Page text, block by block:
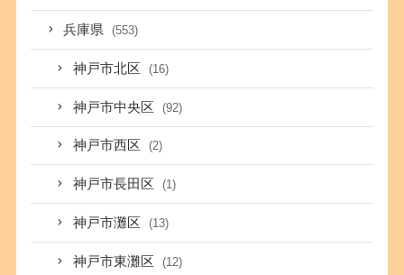
兵庫県 (553)
神戸市北区 (16)
神戸市中央区 (92)
神戸市西区 (2)
神戸市長田区 (1)
神戸市灘区 (13)
神戸市東灘区 (12)